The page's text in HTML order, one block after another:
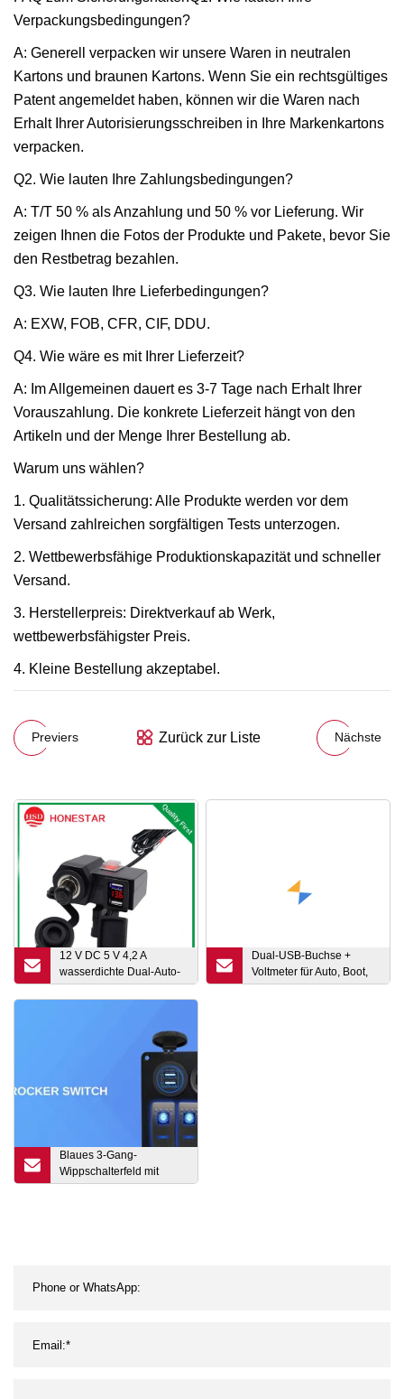
Verpackungsbedingungen?
A: Generell verpacken wir unsere Waren in neutralen
Kartons und braunen Kartons. Wenn Sie ein rechtsgültiges
Patent angemeldet haben, können wir die Waren nach
Erhalt Ihrer Autorisierungsschreiben in Ihre Markenkartons
verpacken.
Q2. Wie lauten Ihre Zahlungsbedingungen?
A: T/T 50 % als Anzahlung und 50 % vor Lieferung. Wir
zeigen Ihnen die Fotos der Produkte und Pakete, bevor Sie
den Restbetrag bezahlen.
Q3. Wie lauten Ihre Lieferbedingungen?
A: EXW, FOB, CFR, CIF, DDU.
Q4. Wie wäre es mit Ihrer Lieferzeit?
A: Im Allgemeinen dauert es 3-7 Tage nach Erhalt Ihrer
Vorauszahlung. Die konkrete Lieferzeit hängt von den
Artikeln und der Menge Ihrer Bestellung ab.
Warum uns wählen?
1. Qualitätssicherung: Alle Produkte werden vor dem
Versand zahlreichen sorgfältigen Tests unterzogen.
2. Wettbewerbsfähige Produktionskapazität und schneller
Versand.
3. Herstellerpreis: Direktverkauf ab Werk,
wettbewerbsfähigster Preis.
4. Kleine Bestellung akzeptabel.
Previers Zurück zur Liste Nächste
12 V DC 5 V 4,2 A
wasserdichte Dual-Auto-
USB-Ladebuchse
Dual-USB-Buchse +
Voltmeter für Auto, Boot,
Marine, Bus usw.
Blaues 3-Gang-
Wippschalterfeld mit
Dual-USB- und